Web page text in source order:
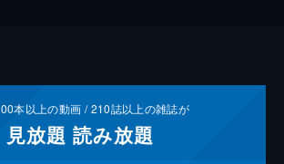
本以上の動画 /210誌以上の雑誌が
見放題 読み放題